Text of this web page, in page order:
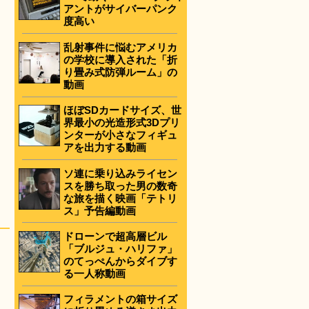
アントがサイバーパンク
度高い
乱射事件に悩むアメリカ
の学校に導入された「折
り畳み式防弾ルーム」の
動画
ほぼSDカードサイズ、世
界最小の光造形式3Dプリ
ンターが小さなフィギュ
アを出力する動画
ソ連に乗り込みライセン
スを勝ち取った男の数奇
な旅を描く映画「テトリ
ス」予告編動画
ドローンで超高層ビル
「ブルジュ・ハリファ」
のてっぺんからダイブす
る一人称動画
フィラメントの箱サイズ